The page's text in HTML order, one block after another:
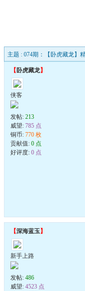
主题 : 074期：【卧虎藏龙】
【 卧虎藏龙】
侠客
发帖: 213
威望: 785 点
铜币: 770 枚
贡献值: 0 点
好评度: 0 点
【深海蓝玉】
新手上路
发帖: 486
威望: 4523 点